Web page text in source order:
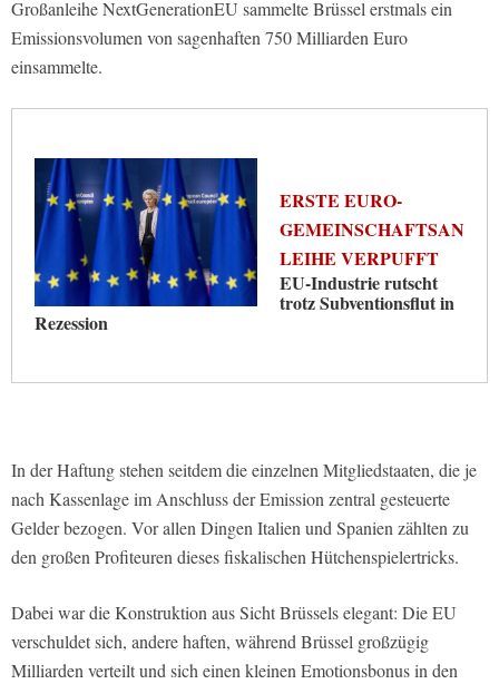
Großanleihe NextGenerationEU sammelte Brüssel erstmals ein
Emissionsvolumen von sagenhaften 750 Milliarden Euro
einsammelte.
ERSTE EURO-
GEMEINSCHAFTSAN
LEIHE VERPUFFT
EU-Industrie rutscht
trotz Subventionsflut in
Rezession
In der Haftung stehen seitdem die einzelnen Mitgliedstaaten, die je
nach Kassenlage im Anschluss der Emission zentral gesteuerte
Gelder bezogen. Vor allen Dingen Italien und Spanien zählten zu
den großen Profiteuren dieses fiskalischen Hütchenspielertricks.
Dabei war die Konstruktion aus Sicht Brüssels elegant: Die EU
verschuldet sich, andere haften, während Brüssel großzügig
Milliarden verteilt und sich einen kleinen Emotionsbonus in den